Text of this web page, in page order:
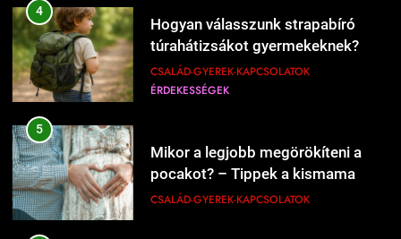
4
Hogyan válasszunk strapabíró
túrahátizsákot gyermekeknek?
CSALÁD-GYEREK-KAPCSOLATOK
ÉRDEKESSÉGEK
5
Mikor a legjobb megörökíteni a
pocakot? – Tippek a kismama
fotózás időzítéséhez
CSALÁD-GYEREK-KAPCSOLATOK
Mi kell a hamburgerbe?
ÉRDEKESSÉGEK ÉTEL-ITAL
kipróbálni?
ÉRDEKESSÉGEK ÉTEL-ITAL